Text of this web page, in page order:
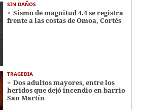
SIN DAÑOS
Sismo de magnitud 4.4 se registra
frente a las costas de Omoa, Cortés
TRAGEDIA
Dos adultos mayores, entre los
heridos que dejó incendio en barrio
San Martín